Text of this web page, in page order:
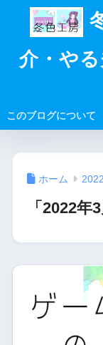
介・や
このブログについて
ホーム
「2022